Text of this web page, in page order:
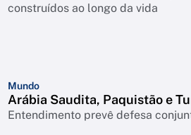
construídos ao longo da vida
Mundo
Arábia Saudita, Paquistão e
Entendimento prevê defesa